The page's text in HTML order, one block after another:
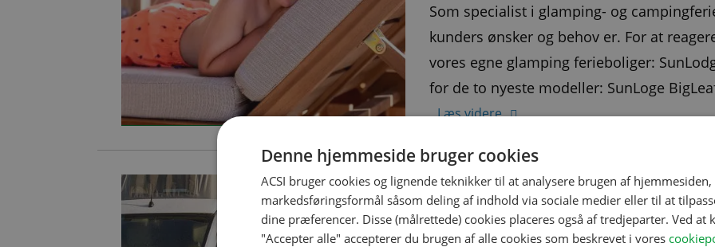
Som specialist i glamping- og
kunders ønsker og behov er. For at
vores egne glamping ferieboliger:
for de to nyeste modeller: SunLoge
Læs videre
ER DIN CAMPINGPLADS
ELBILER? OPLADNING
INFRASTRUKTUREN
Denne hjemmeside bruger cookies
ACSI bruger cookies og lignende teknikker til at analysere brugen af
markedsføringsformål såsom deling af indhold via sociale medier eller til at
dine præferencer. Disse (målrettede) cookies placeres også af tredjeparter. Ved at
"Accepter alle" accepterer du brugen af alle cookies som beskrevet i vores